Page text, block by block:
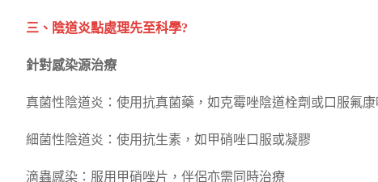
三、陰道炎點處理先至科學?
針對感染源治療
真菌性陰道炎：使用抗真菌藥，如克霉唑陰道栓劑或口服氟康
細菌性陰道炎：使用抗生素，如甲硝唑口服或凝膠
滴蟲感染：服用甲硝唑片，伴侶亦需同時治療